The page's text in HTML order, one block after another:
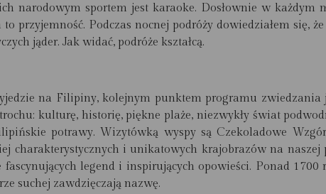
narodowym sportem jest karaoke. Dosłownie w każdym
to przyjemność. Podczas nocnej podróży dowiedziałem
jąder. Jak widać, podróże kształcą.
na Filipiny, kolejnym punktem programu
kulturę, historię, piękne plaże, niezwykły świat
potrawy. Wizytówką wyspy są Czekoladowe
charakterystycznych i unikatowych krajobrazów na naszej
legend i inspirujących opowieści. Ponad
suchej zawdzięczają nazwę.